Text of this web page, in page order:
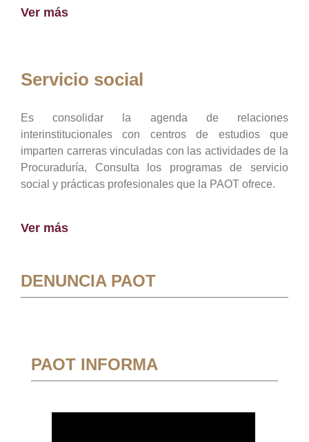
Ver más
Servicio social
Es consolidar la agenda de relaciones
interinstitucionales con centros de estudios que
imparten carreras vinculadas con las actividades de la
Procuraduría, Consulta los programas de servicio
social y prácticas profesionales que la PAOT ofrece.
Ver más
DENUNCIA PAOT
PAOT INFORMA